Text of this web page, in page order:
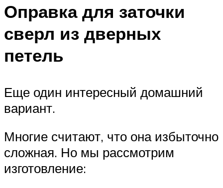
Оправка для заточки
сверл из дверных
петель
Еще один интересный домашний
вариант.
Многие считают, что она избыточно
сложная. Но мы рассмотрим
изготовление: